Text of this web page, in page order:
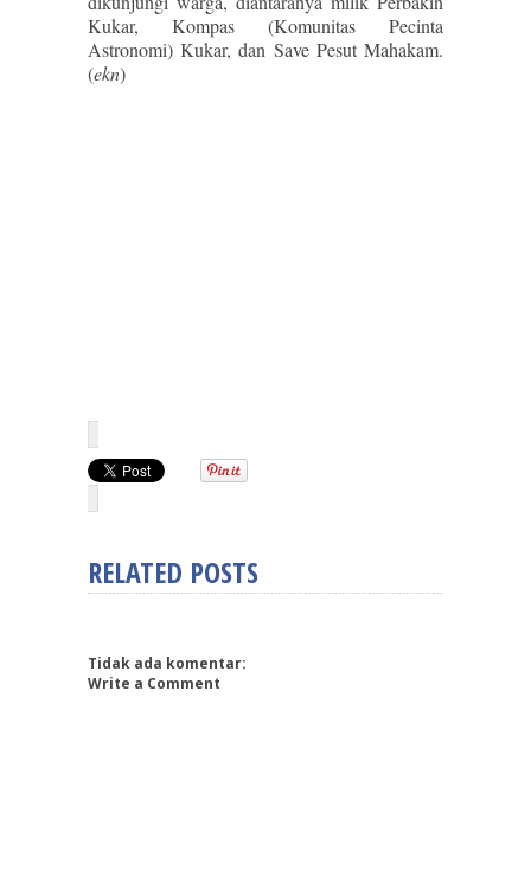
Kukar, Kompas (Komunitas Pecinta
Astronomi) Kukar, dan Save Pesut Mahakam.
(ekn)
RELATED POSTS
Tidak ada komentar:
Write a Comment